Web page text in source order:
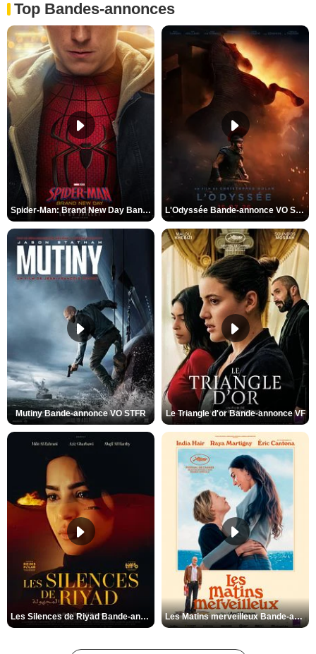
Top Bandes-annonces
Spider-Man: Brand New Day Bande-annonce VO STFR L'Odyssée Bande-annonce VO STFR
Mutiny Bande-annonce VO STFR Le Triangle d'or Bande-annonce VF
Les Silences de Riyad Bande-annonce VO STFR Les Matins merveilleux Bande-annonce VF